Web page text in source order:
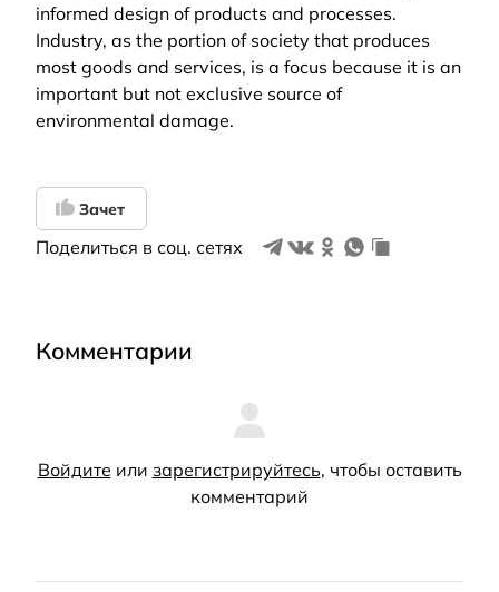
informed design of products and processes.
Industry, as the portion of society that produces
most goods and services, is a focus because it is an
important but not exclusive source of
environmental damage.
Зачет
Поделиться в соц. сетях
Комментарии
Войдите или зарегистрируйтесь, чтобы оставить
комментарий